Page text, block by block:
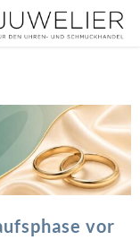
vor